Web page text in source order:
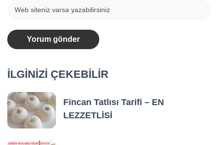
İLGİNİZİ ÇEKEBİLİR
Fincan Tatlısı Tarifi – EN
LEZZETLİSİ